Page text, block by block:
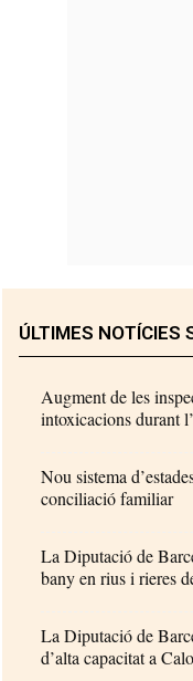
ÚLTIMES NOTÍCIES
Augment de les
intoxicacions durant
Nou sistema
conciliació familiar
La Diputació de
bany en rius i rieres
La Diputació de
d’alta capacitat a